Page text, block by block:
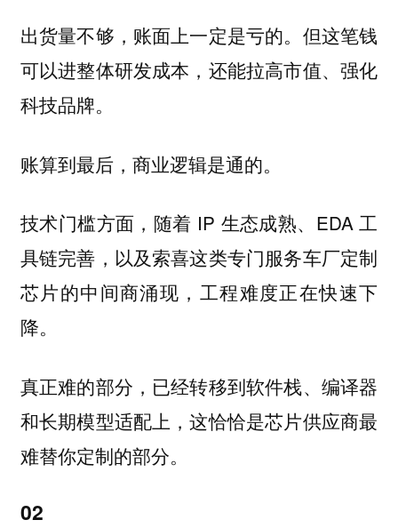
出货量不够，账面上一定是亏的。但这笔钱
可以进整体研发成本，还能拉高市值、强化
科技品牌。
账算到最后，商业逻辑是通的。
技术门槛方面，随着 IP 生态成熟、EDA 工
具链完善，以及索喜这类专门服务车厂定制
芯片的中间商涌现，工程难度正在快速下
降。
真正难的部分，已经转移到软件栈、编译器
和长期模型适配上，这恰恰是芯片供应商最
难替你定制的部分。
02